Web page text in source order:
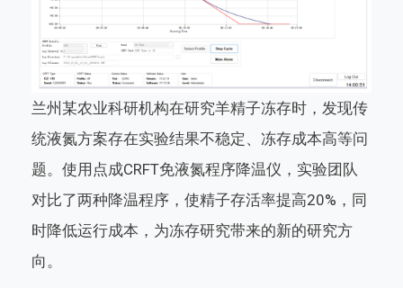
兰州某农业科研机构在研究羊精子冻存时，发现传
统液氮方案存在实验结果不稳定、冻存成本高等问
题。使用点成CRFT免液氮程序降温仪，实验团队
对比了两种降温程序，使精子存活率提高20%，同
时降低运行成本，为冻存研究带来的新的研究方
向。